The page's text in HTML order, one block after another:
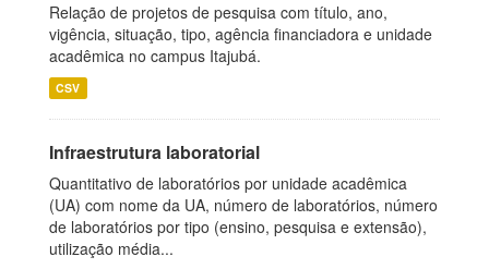
Relação de projetos de pesquisa com título, ano,
vigência, situação, tipo, agência financiadora e unidade
acadêmica no campus Itajubá.
CSV
Infraestrutura laboratorial
Quantitativo de laboratórios por unidade acadêmica
(UA) com nome da UA, número de laboratórios, número
de laboratórios por tipo (ensino, pesquisa e extensão),
utilização média...